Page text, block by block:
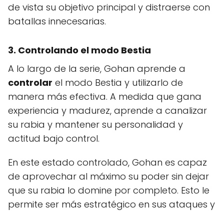
de vista su objetivo principal y distraerse con
batallas innecesarias.
3. Controlando el modo Bestia
A lo largo de la serie, Gohan aprende a
controlar el modo Bestia y utilizarlo de
manera más efectiva. A medida que gana
experiencia y madurez, aprende a canalizar
su rabia y mantener su personalidad y
actitud bajo control.
En este estado controlado, Gohan es capaz
de aprovechar al máximo su poder sin dejar
que su rabia lo domine por completo. Esto le
permite ser más estratégico en sus ataques y